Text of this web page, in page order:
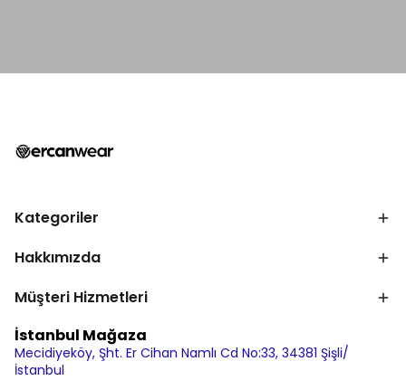
Kategoriler
Hakkımızda
Müşteri Hizmetleri
İstanbul Mağaza
Mecidiyeköy, Şht. Er Cihan Namlı Cd No:33, 34381 Şişli/
İstanbul